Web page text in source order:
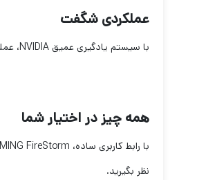
عملکردی شگفت
با سیستم یادگیری عمیق NVIDIA،
همه چیز در اختیار شما
با رابط کاربری ساده، FireStorm
نظر بگیرید.